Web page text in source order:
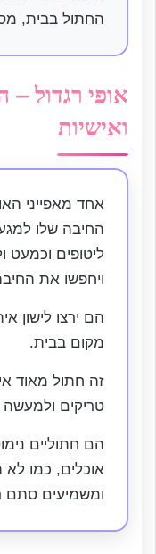
החתול בבית,
אופי רגדול
ואישיות
אחד מאפייני
החיבה שלו
ליטופים
ויחפשו את
הם ירצו לישון
מקום בבית.
זה חתול מאוד
טריקים ולמעשה
הם חתוליים
אוכלים, כמו לא
ומשמיעים סתם